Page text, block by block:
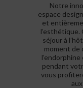
Notre
espace
et
l’esthétique.
séjour à
moment de
pendant
vous